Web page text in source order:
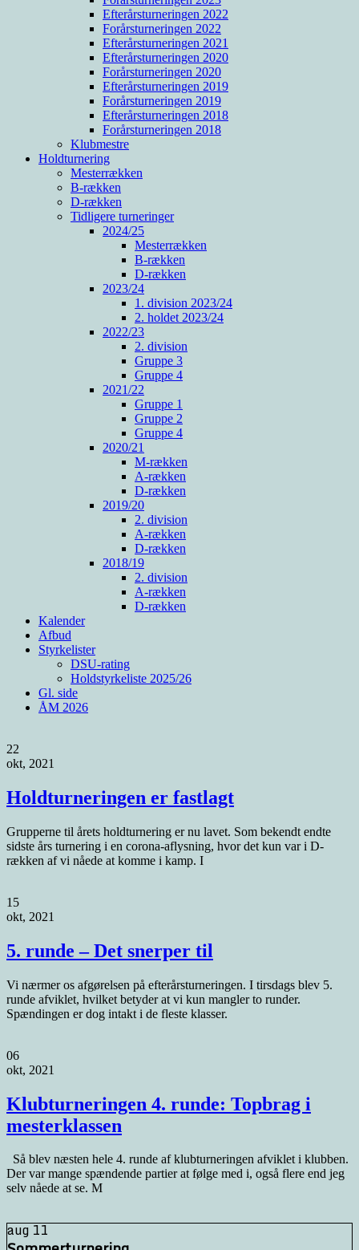
Efterårsturneringen 2022
Forårsturneringen 2022
Efterårsturneringen 2021
Efterårsturneringen 2020
Forårsturneringen 2020
Efterårsturneringen 2019
Forårsturneringen 2019
Efterårsturneringen 2018
Forårsturneringen 2018
Klubmestre
Holdturnering
Mesterrækken
B-rækken
D-rækken
Tidligere turneringer
2024/25
Mesterrækken
B-rækken
D-rækken
2023/24
1. division 2023/24
2. holdet 2023/24
2022/23
2. division
Gruppe 3
Gruppe 4
2021/22
Gruppe 1
Gruppe 2
Gruppe 4
2020/21
M-rækken
A-rækken
D-rækken
2019/20
2. division
A-rækken
D-rækken
2018/19
2. division
A-rækken
D-rækken
Kalender
Afbud
Styrkelister
DSU-rating
Holdstyrkeliste 2025/26
Gl. side
ÅM 2026
22
okt, 2021
Holdturneringen er fastlagt
Grupperne til årets holdturnering er nu lavet. Som bekendt endte
sidste års turnering i en corona-aflysning, hvor det kun var i D-
rækken af vi nåede at komme i kamp. I
15
okt, 2021
5. runde – Det snerper til
Vi nærmer os afgørelsen på efterårsturneringen. I tirsdags blev 5.
runde afviklet, hvilket betyder at vi kun mangler to runder.
Spændingen er dog intakt i de fleste klasser.
06
okt, 2021
Klubturneringen 4. runde: Topbrag i
mesterklassen
Så blev næsten hele 4. runde af klubturneringen afviklet i klubben.
Der var mange spændende partier at følge med i, også flere end jeg
selv nåede at se. M
aug11